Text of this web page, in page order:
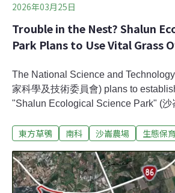
2026年03月25日
Trouble in the Nest? Shalun
Park Plans to Use Vital Grass
The National Science and
家科學及技術委員會) plans to
"Shalun Ecological Science Park" (沙
Southern Taiwan’s new Silicon Valley.
Owl’s (scientific name: Tyto
first time, NSTC announced its plan
東方草鴞 南科 沙崙農場 生態保